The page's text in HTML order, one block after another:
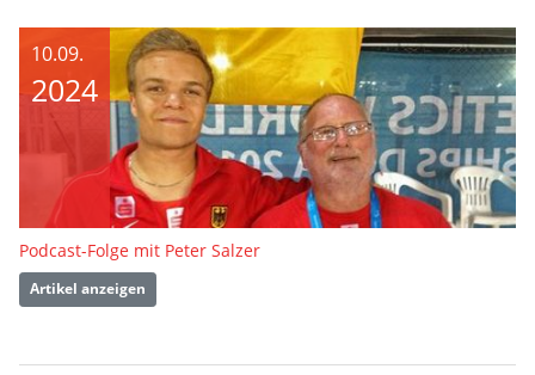
10.09.
2024
Podcast-Folge mit Peter Salzer
Artikel anzeigen